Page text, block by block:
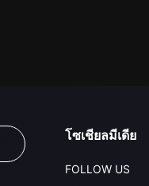
โซเชียลมีเดีย
FOLLOW US